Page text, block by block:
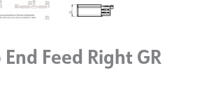
Feed Right GR